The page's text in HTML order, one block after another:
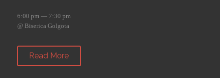
6:00 pm — 7:30 pm
@ Biserica Golgota
Read More